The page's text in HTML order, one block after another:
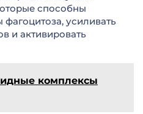
способны
усиливать
и активировать
комплексы